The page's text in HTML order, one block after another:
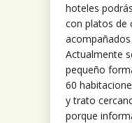
hoteles
con platos de
Actualmente
pequeño
60
y trato
porque